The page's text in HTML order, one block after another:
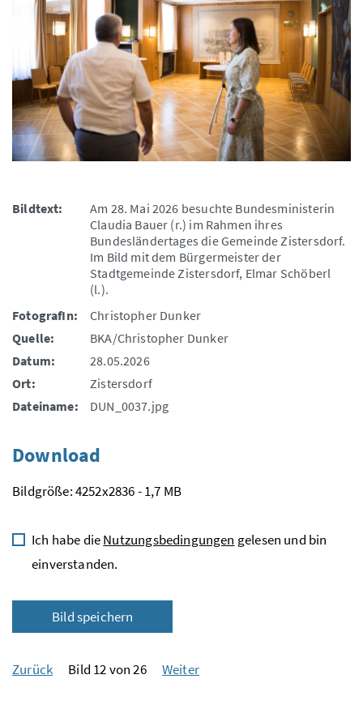
Bildtext:
Am 28. Mai 2026 besuchte Bundesministerin
Claudia Bauer (r.) im Rahmen ihres
Bundesländertages die Gemeinde Zistersdorf.
Im Bild mit dem Bürgermeister der
Stadtgemeinde Zistersdorf, Elmar Schöberl
(l.).
FotografIn:
Christopher Dunker
Quelle:
BKA/Christopher Dunker
Datum:
28.05.2026
Ort:
Zistersdorf
Dateiname:
DUN_0037.jpg
Download
Bildgröße: 4252x2836 - 1,7 MB
Ich habe dieNutzungsbedingungen gelesen und bin
einverstanden.
Bild speichern
Zurück Bild 12 von 26 Weiter